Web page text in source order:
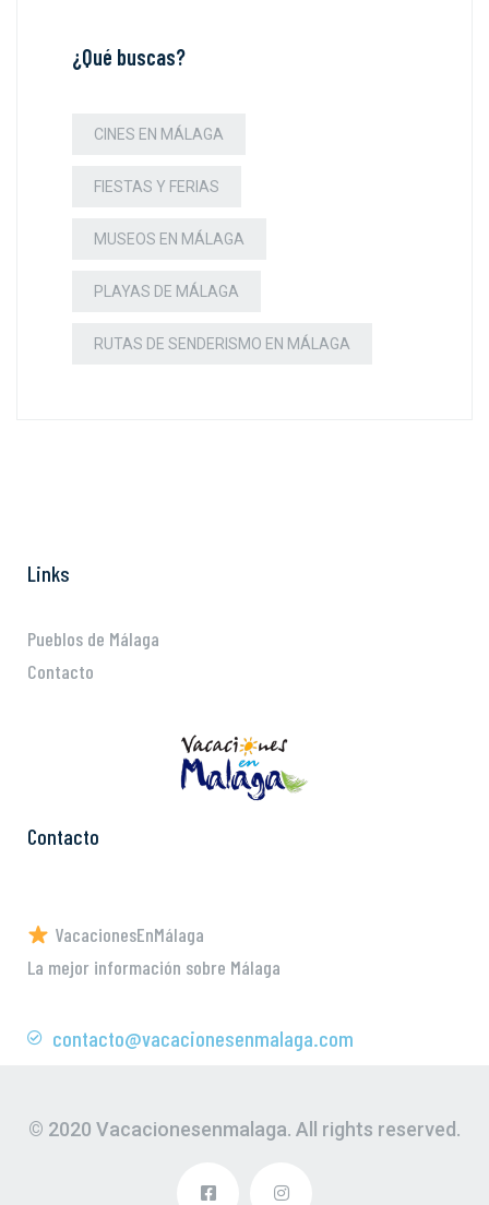
¿Qué buscas?
CINES EN MÁLAGA
FIESTAS Y FERIAS
MUSEOS EN MÁLAGA
PLAYAS DE MÁLAGA
RUTAS DE SENDERISMO EN MÁLAGA
Links
Pueblos de Málaga
Contacto
Contacto
VacacionesEnMálaga
La mejor información sobre Málaga
contacto@vacacionesenmalaga.com
© 2020 Vacacionesenmalaga. All rights reserved.